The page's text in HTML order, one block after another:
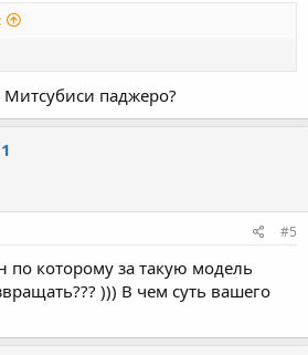
паджеро?
#5
по которому за такую модель
))) В чем суть вашего